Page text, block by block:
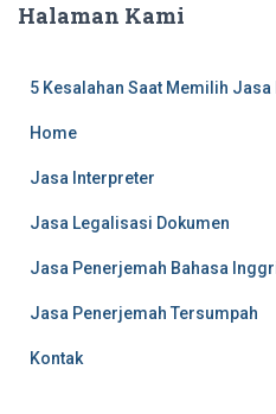
Halaman Kami
5 Kesalahan Saat Memilih
Home
Jasa Interpreter
Jasa Legalisasi Dokumen
Jasa Penerjemah Bahasa
Jasa Penerjemah Tersumpah
Kontak